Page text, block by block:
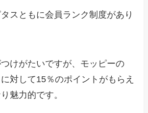
スともに会員ランク制度があり
けがたいですが、モッピーの
に対して15％のポイントがもらえ
魅力的です。